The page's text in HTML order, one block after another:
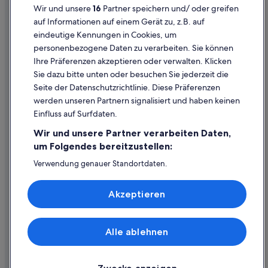
Luxus in Holland
Macatawa Hotels
Strand in Holland
Boutique- in Holland
Luxus in Douglas
Hamilton Hotels
Covert Hotels
4-Sterne-Hotels in Zeeland
Inhaltsrichtlinien und Melden von Inhalten
Hilfe
Hilfe
Flug stornieren
Rückerstattungsdauer
Expedia-Gutschein einlösen
Internationale Reisedokumente
© 2026 Expedia, Inc., ein Unternehmen der Expedia Group. Alle Rechte
vorbehalten. Expedia und das Expedia-Logo sind Handelsmarken oder
Wir und unsere16 Partner speichern und/ oder greifen
auf Informationen auf einem Gerät zu, z.B. auf
eindeutige Kennungen in Cookies, um
personenbezogene Daten zu verarbeiten. Sie können
Ihre Präferenzen akzeptieren oder verwalten. Klicken
Sie dazu bitte unten oder besuchen Sie jederzeit die
Seite der Datenschutzrichtlinie. Diese Präferenzen
werden unseren Partnern signalisiert und haben keinen
Einfluss auf Surfdaten.
Wir und unsere Partner verarbeiten Daten,
um Folgendes bereitzustellen:
Verwendung genauer Standortdaten.
Speichern von oder Zugriff auf Informationen auf einem
Endgerät. Personalisierte Werbung und Inhalte, Messung
von Werbeleistung und der Performance von Inhalten,
Liste der Partner (Lieferanten)
Alle ablehnen
Akzeptieren